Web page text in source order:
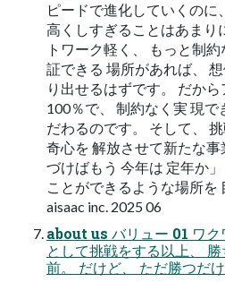
ピードで進化していくのに
高くしすぎることはあまり
トワーク軽く、 もっと制
証できる 場所があれば、
り出せるはずです。 だか
100％で、 制約なく実 現で
だわるのです。 そして、
奇心を 解放させて新たな
づけばもう 今年は 定年か
ことができるような場所を
aisaac inc. 2025 06
about us バリュー 01 ワク
として挑戦をする以上、
前。 だけど、 ただ勝つだ